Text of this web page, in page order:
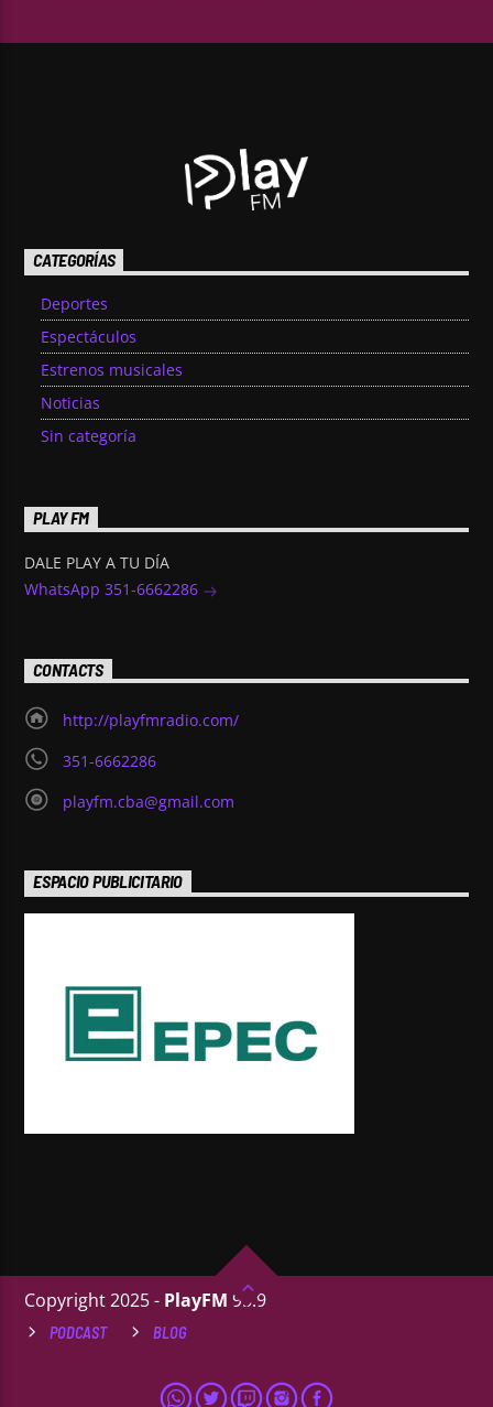
CATEGORÍAS
Deportes
Espectáculos
Estrenos musicales
Noticias
Sin categoría
PLAY FM
DALE PLAY A TU DÍA
WhatsApp 351-6662286
CONTACTS
http://playfmradio.com/
351-6662286
playfm.cba@gmail.com
ESPACIO PUBLICITARIO
Copyright 2025 - PlayFM 95.9
PODCAST BLOG